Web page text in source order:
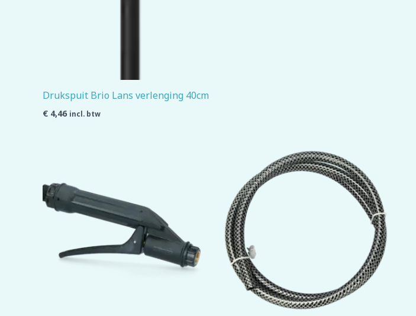
Drukspuit Brio Lans verlenging 40cm
€ 4,46 incl. btw